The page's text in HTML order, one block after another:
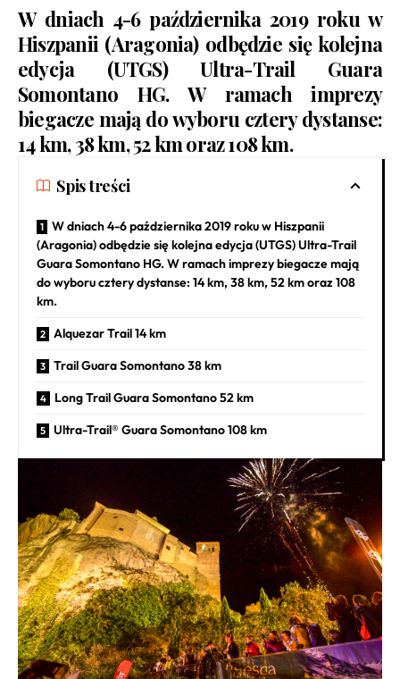
W dniach 4-6 października 2019 roku w
Hiszpanii (Aragonia) odbędzie się kolejna
edycja (UTGS)Ultra-Trail Guara
Somontano HG. W ramach imprezy
biegacze mają do wyboru cztery dystanse:
14 km, 38 km, 52 km oraz 108 km.
Spis treści
W dniach 4-6 października 2019 roku w Hiszpanii
(Aragonia) odbędzie się kolejna edycja (UTGS) Ultra-Trail
Guara Somontano HG. W ramach imprezy biegacze mają
do wyboru cztery dystanse: 14 km, 38 km, 52 km oraz 108
km.
Alquezar Trail 14 km
Trail Guara Somontano 38 km
Long Trail Guara Somontano 52 km
Ultra-Trail® Guara Somontano 108 km